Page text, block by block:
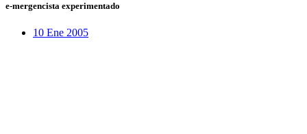
e-mergencista experimentado
10 Ene 2005